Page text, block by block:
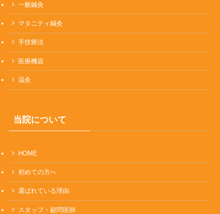
一般鍼灸
マタニティ鍼灸
手技療法
医療機器
温灸
当院について
HOME
初めての方へ
選ばれている理由
スタッフ・顧問医師